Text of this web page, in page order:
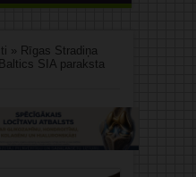
» Rīgas Stradiņa
SIA paraksta